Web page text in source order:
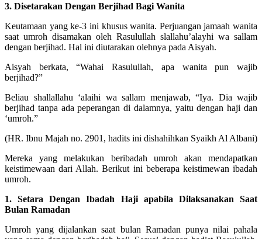
3. Disetarakan Dengan Berjihad Bagi Wanita
Keutamaan yang ke-3 ini khusus wanita. Perjuangan jamaah wanita
saat umroh disamakan oleh Rasulullah slallahu’alayhi wa sallam
dengan berjihad. Hal ini diutarakan olehnya pada Aisyah.
Aisyah berkata, “Wahai Rasulullah, apa wanita pun wajib
berjihad?”
Beliau shallallahu ‘alaihi wa sallam menjawab, “Iya. Dia wajib
berjihad tanpa ada peperangan di dalamnya, yaitu dengan haji dan
‘umroh.”
(HR. Ibnu Majah no. 2901, hadits ini dishahihkan Syaikh Al Albani)
Mereka yang melakukan beribadah umroh akan mendapatkan
keistimewaan dari Allah. Berikut ini beberapa keistimewan ibadah
umroh.
1. Setara Dengan Ibadah Haji apabila Dilaksanakan Saat
Bulan Ramadan
Umroh yang dijalankan saat bulan Ramadan punya nilai pahala